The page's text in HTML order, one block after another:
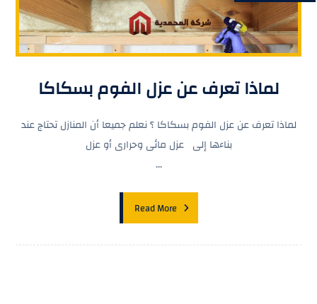
لماذا تعرف عن عزل الفوم بسكاكا
لماذا تعرف عن عزل الفوم بسكاكا ؟ نعلم جميعا أن المنازل تحتاج عند
بناءها إلى عزل مائى وحرارى أو عزل
...
Read More